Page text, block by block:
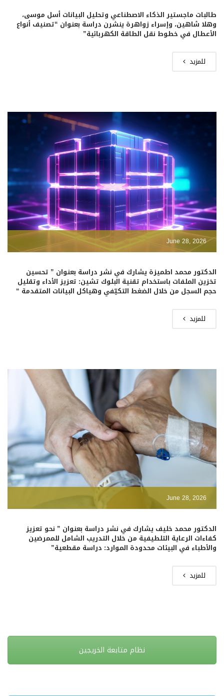
طالبات ماجستير الذكاء الاصطناعي وتحليل البيانات أسل موسى،
وهلا شاهين، وإسراء زواهرة ينشرن دراسة بعنوان “تصنيف أنواع
الأعطال في خطوط نقل الطاقة الكهربائية”
للمزيد
June 28, 2026
الدكتور محمد اطميزة يشارك في نشر دراسة بعنوان ” تحسين
تخزين الملفات باستخدام تقنية البلوك تشين: تعزيز الأداء وتقليل
حجم السجل من خلال الضغط التكيّفي وهياكل البيانات المتقدمة “
للمزيد
June 28, 2026
الدكتور محمد خليف يشارك في نشر دراسة بعنوان ” نحو تعزيز
كفاءات الرعاية التلطيفية من خلال التدريب الشامل للممرضين
والأطباء في البيئات محدودة الموارد: دراسة مقطعية”
للمزيد
نظام متابعة الخريجين